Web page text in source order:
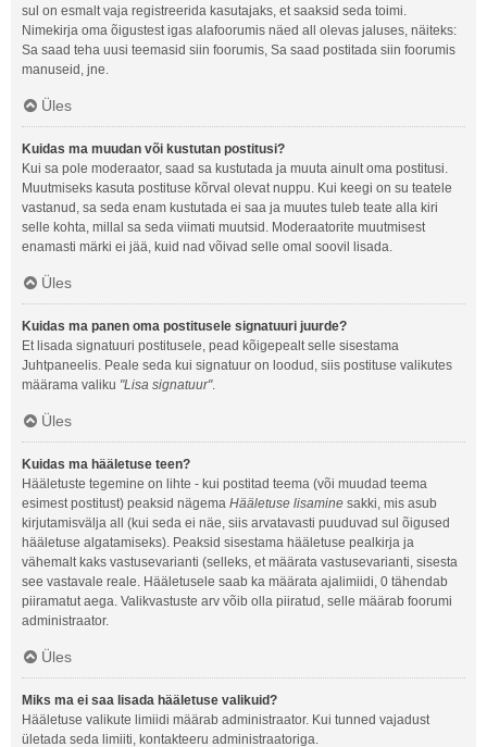
sul on esmalt vaja registreerida kasutajaks, et saaksid seda toimi.
Nimekirja oma õigustest igas alafoorumis näed all olevas jaluses, näiteks:
Sa saad teha uusi teemasid siin foorumis, Sa saad postitada siin foorumis
manuseid, jne.
Üles
Kuidas ma muudan või kustutan postitusi?
Kui sa pole moderaator, saad sa kustutada ja muuta ainult oma postitusi.
Muutmiseks kasuta postituse kõrval olevat nuppu. Kui keegi on su teatele
vastanud, sa seda enam kustutada ei saa ja muutes tuleb teate alla kiri
selle kohta, millal sa seda viimati muutsid. Moderaatorite muutmisest
enamasti märki ei jää, kuid nad võivad selle omal soovil lisada.
Üles
Kuidas ma panen oma postitusele signatuuri juurde?
Et lisada signatuuri postitusele, pead kõigepealt selle sisestama
Juhtpaneelis. Peale seda kui signatuur on loodud, siis postituse valikutes
määrama valiku "Lisa signatuur".
Üles
Kuidas ma hääletuse teen?
Hääletuste tegemine on lihte - kui postitad teema (või muudad teema
esimest postitust) peaksid nägema Hääletuse lisamine sakki, mis asub
kirjutamisvälja all (kui seda ei näe, siis arvatavasti puuduvad sul õigused
hääletuse algatamiseks). Peaksid sisestama hääletuse pealkirja ja
vähemalt kaks vastusevarianti (selleks, et määrata vastusevarianti, sisesta
see vastavale reale. Hääletusele saab ka määrata ajalimiidi, 0 tähendab
piiramatut aega. Valikvastuste arv võib olla piiratud, selle määrab foorumi
administraator.
Üles
Miks ma ei saa lisada hääletuse valikuid?
Hääletuse valikute limiidi määrab administraator. Kui tunned vajadust
ületada seda limiiti, kontakteeru administraatoriga.